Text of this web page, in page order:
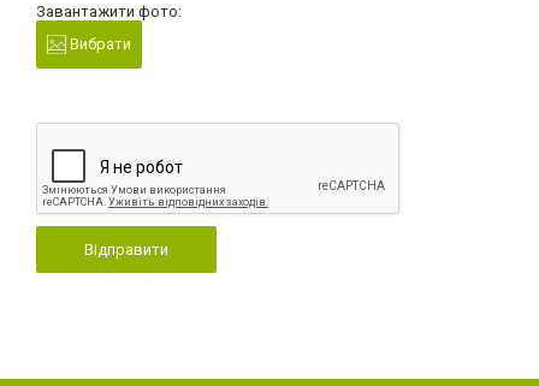
Завантажити фото:
Вибрати
Відправити